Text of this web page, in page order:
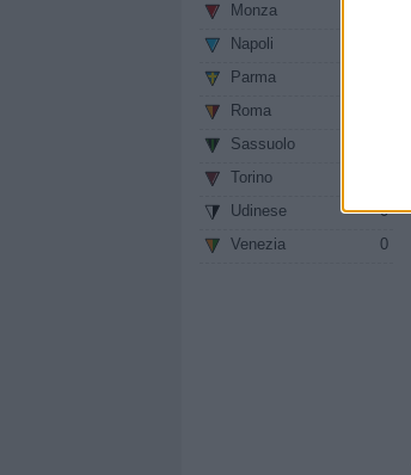
Monza
Napoli
Parma
Roma
Sassuolo
Torino
Udinese
0
Venezia
0